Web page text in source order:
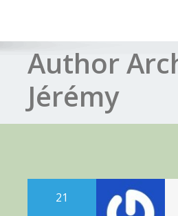
Author
Jérémy
21